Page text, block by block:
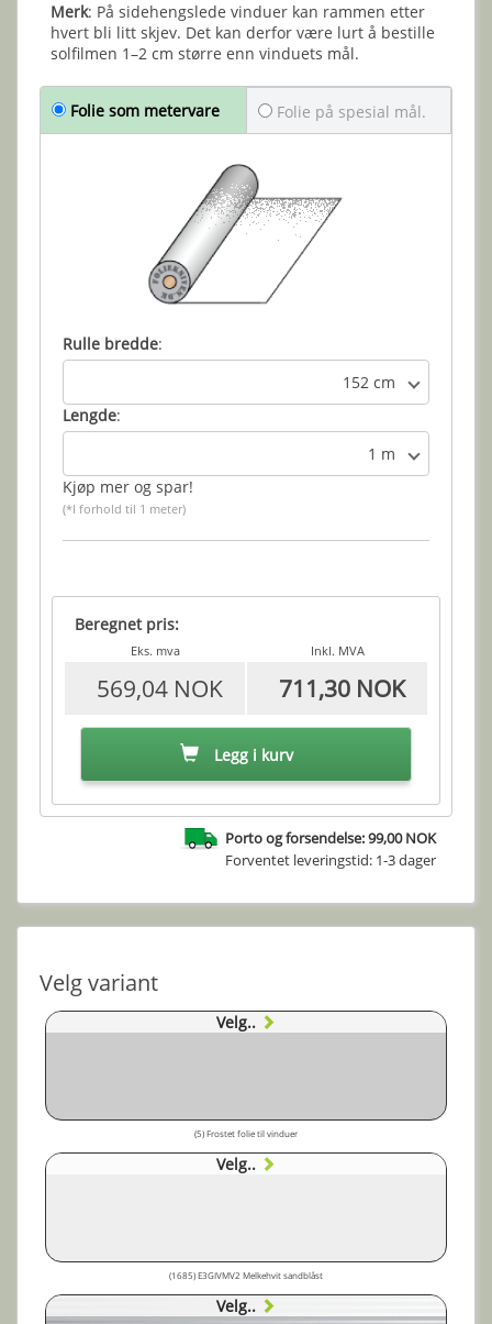
Merk: På sidehengslede vinduer kan rammen etter
hvert bli litt skjev. Det kan derfor være lurt å bestille
solfilmen 1–2 cm større enn vinduets mål.
Folie som metervare Folie på spesial mål.
Rulle bredde:
152 cm
Lengde:
1 m
Kjøp mer og spar!
(*I forhold til 1 meter)
Beregnet pris:
Eks. mva Inkl. MVA
569,04 NOK 711,30 NOK
Legg i kurv
Porto og forsendelse: 99,00 NOK
Forventet leveringstid: 1-3 dager
Velg variant
Velg..
(5) Frostet folie til vinduer
Velg..
(1685) E3GIVMV2 Melkehvit sandblåst
Velg..